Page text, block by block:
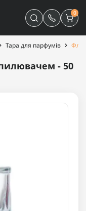
0
Тара для парфумів
- 50